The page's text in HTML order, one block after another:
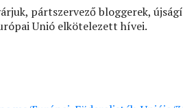
pártszervező bloggerek,
Unió elkötelezett hívei.